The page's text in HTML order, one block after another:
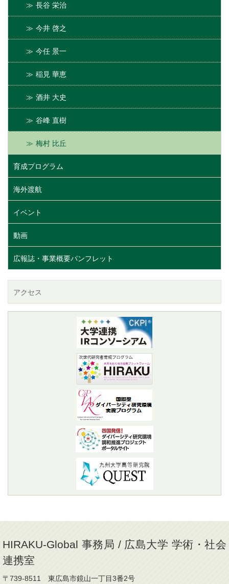
長谷 栄治
今井 啓之
今任 景一
稲見 華恵
酒井 大史
谷峰 直樹
梅村 比丘
育成プログラム
海外渡航
イベント
動画
広報誌・事業概要パンフレット
アクセス
HIRAKU-Global 事務局 / 広島大学 学術・社会
連携室
〒739-8511 東広島市鏡山一丁目3番2号